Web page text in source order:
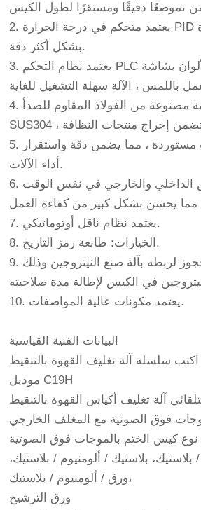
2. يعتمد متحكم في درجة الحرارة PID لتعديل درجة الحرارة
بشكل أكثر دقة.
3. يعتمد نظام التحكم PLC وجهاز مراقبة الألوان بشاشة
4. أجزاء الآلة الرئيسية مصنوعة من الفولاذ المقاوم للصدأ
5. بعض الأسطوانات مستوردة ، مما يضمن دقة واستقرار
أداء الآلات.
6. يمكن أن يصنع الكيس الداخلي والخارجي في نفس الوقت
7. يعتمد نظام ناقل أوتوماتيكي.
8. الخيارات: طابعة رمز التاريخ.
9. يوجد موصل محجوز لربطه بآلة صنع النيتروجين وذلك
10. يعتمد مكونات عالية المواصفات.
البيانات الفنية القياسية
اكتب سلسلة آلة تغليف القهوة بالتنقيط
موديل C19H
آلة تغليف أكياس القهوة بالتنقيط
فوق الصوتية مع المغلف الخارجي
نوع كيس الختم بالموجات فوق الصوتية
بلاستيك / ألومنيوم / بلاستيك،
ورق / ألومنيوم / بلاستيك،
ورق الترشيح